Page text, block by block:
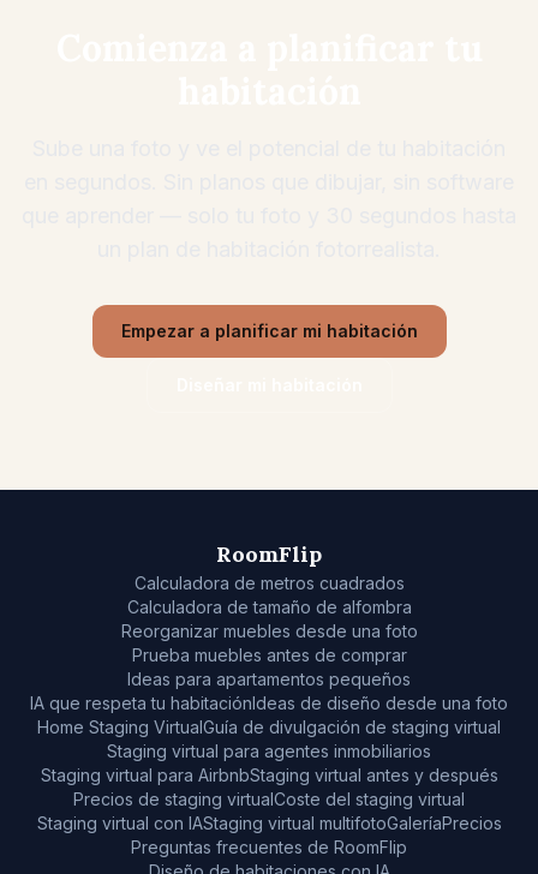
Empezar a planificar mi habitación
RoomFlip
Calculadora de metros cuadrados
Calculadora de tamaño de alfombra
Reorganizar muebles desde una foto
Prueba muebles antes de comprar
Ideas para apartamentos pequeños
IA que respeta tu habitaciónIdeas de diseño desde una foto
Home Staging VirtualGuía de divulgación de staging virtual
Staging virtual para agentes inmobiliarios
Staging virtual para AirbnbStaging virtual antes y después
Precios de staging virtualCoste del staging virtual
Staging virtual con IAStaging virtual multifotoGaleríaPrecios
Preguntas frecuentes de RoomFlip